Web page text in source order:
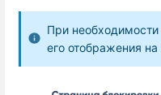
При
его отображения